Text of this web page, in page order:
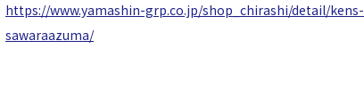
https://www.yamashin-grp.co.jp/shop_chirashi/detail/kens-
sawaraazuma/